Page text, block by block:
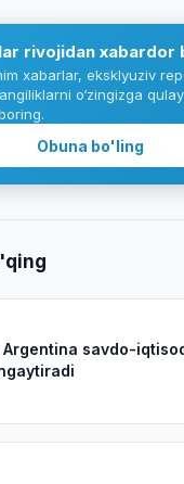
rivojidan xabardor
xabarlar, eksklyuziv
o‘zingizga
Obuna bo'ling
Argentina savdo-